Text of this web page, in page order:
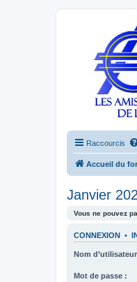
Raccourcis
Accueil du
Janvier
Vous ne pouvez
CONNEXION •
Nom
Mot de passe :